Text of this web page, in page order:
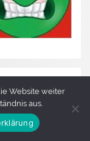
Website weiter
aus.